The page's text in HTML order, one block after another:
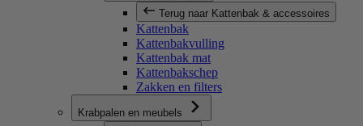
Terug naar Kattenbak & accessoires
Kattenbak
Kattenbakvulling
Kattenbak mat
Kattenbakschep
Zakken en filters
Krabpalen en meubels